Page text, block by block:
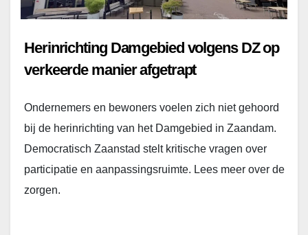
Herinrichting Damgebied volgens DZ op
verkeerde manier afgetrapt
Ondernemers en bewoners voelen zich niet gehoord
bij de herinrichting van het Damgebied in Zaandam.
Democratisch Zaanstad stelt kritische vragen over
participatie en aanpassingsruimte. Lees meer over de
zorgen.